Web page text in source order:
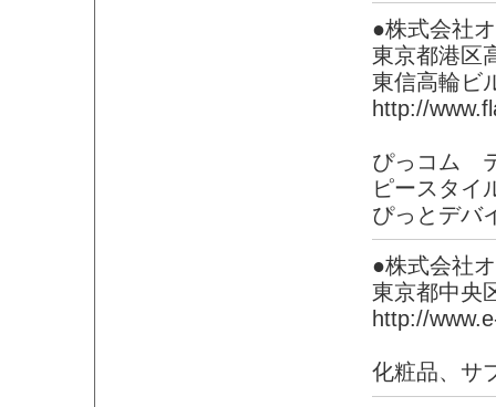
●株式会社
東京都港区
東信高輪ビ
http://
ぴっコム
ピースタイ
ぴっとデバ
●株式会社
東京都中央
http://
化粧品、サ